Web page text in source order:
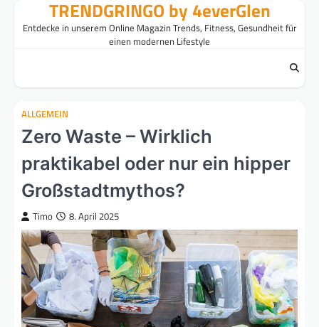
TRENDGRINGO by 4everGlen
Entdecke in unserem Online Magazin Trends, Fitness, Gesundheit für
einen modernen Lifestyle
ALLGEMEIN
Zero Waste – Wirklich
praktikabel oder nur ein hipper
Großstadtmythos?
Timo 8. April 2025